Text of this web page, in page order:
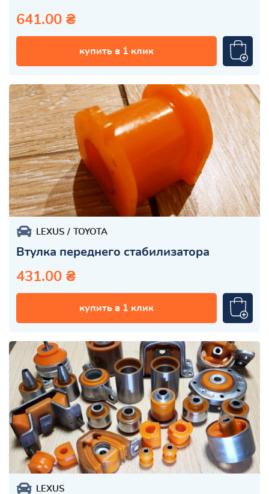
641.00 ₴
купить в 1 клик
LEXUS TOYOTA
Втулка переднего стабилизатора
431.00 ₴
купить в 1 клик
LEXUS